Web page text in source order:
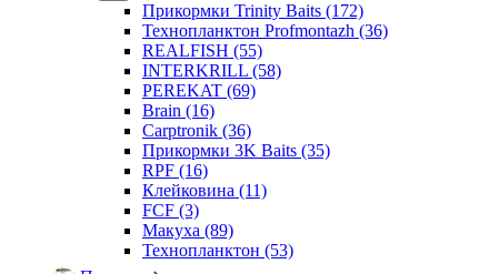
Прикормки Trinity Baits (172)
Технопланктон Profmontazh (36)
REALFISH (55)
INTERKRILL (58)
PEREKAT (69)
Brain (16)
Carptronik (36)
Прикормки 3K Baits (35)
RPF (16)
Клейковина (11)
FCF (3)
Макуха (89)
Технопланктон (53)